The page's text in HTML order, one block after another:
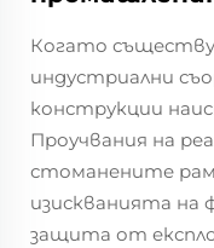
Когато
индустриални
конструкции
Проучвания на
стоманените
изискванията на
защита от